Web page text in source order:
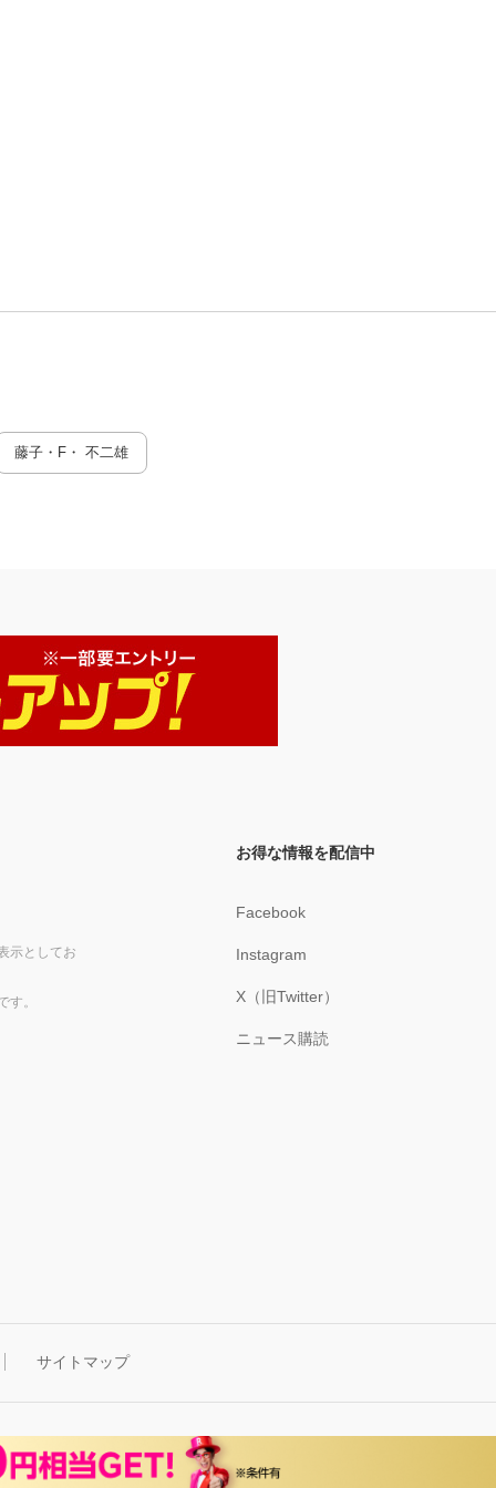
藤子・F・ 不二雄
示としてお
す。
お得な情報を配信中
Facebook
Instagram
X（旧Twitter）
ニュース購読
サイトマップ